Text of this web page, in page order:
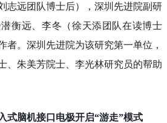
志远团队博士后），深圳先进院副研
衡远、李冬（徐天添团队在读博士
者。深圳先进院为该研究第一单位，
、朱美芳院士、李光林研究员的帮助
式脑机接口电极开启“游走”模式